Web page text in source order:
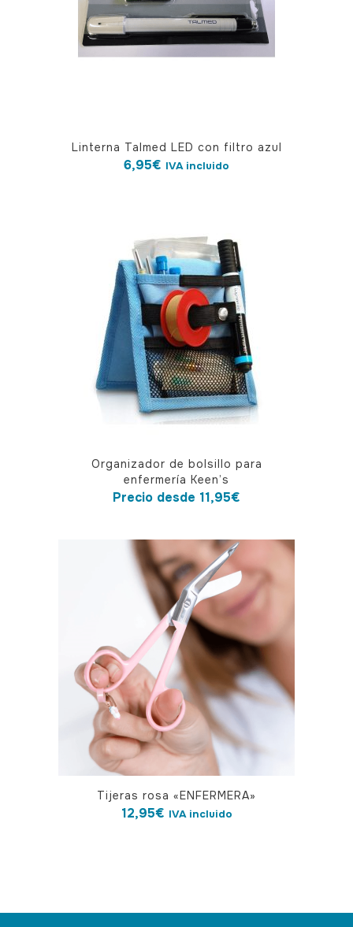
Linterna Talmed LED con filtro azul
6,95€ IVA incluido
producto
página
producto
Organizador de bolsillo para
enfermería Keen’s
Precio desde 11,95€
Tijeras rosa «ENFERMERA»
12,95€ IVA incluido